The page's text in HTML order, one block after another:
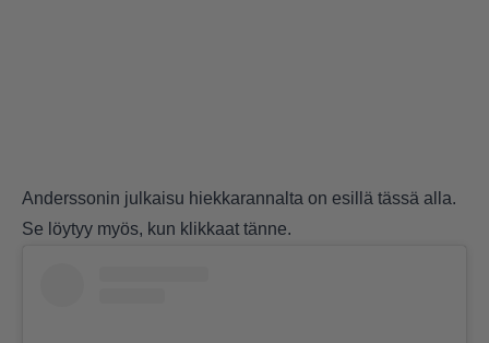
Anderssonin julkaisu hiekkarannalta on esillä tässä alla.
Se löytyy myös, kun klikkaat tänne.